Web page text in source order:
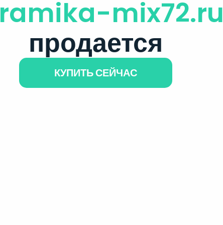
mix72.ru
продается
КУПИТЬ СЕЙЧАС